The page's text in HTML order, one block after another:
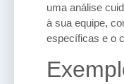
uma análise
à sua equipe,
específicas e o